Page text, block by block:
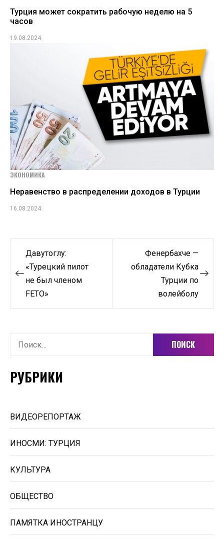
Турция может сократить рабочую неделю на 5
часов
19.08.2024
ЭКОНОМИКА
Неравенство в распределении доходов в Турции
16.08.2024
Навигация
по
записям
Давутоглу:
«Турецкий пилот
не был членом
FETO»
Фенербахче —
обладатели Кубка
Турции по
волейболу
Найти:
РУБРИКИ
ВИДЕОРЕПОРТАЖ
ИНОСМИ: ТУРЦИЯ
КУЛЬТУРА
ОБЩЕСТВО
ПАМЯТКА ИНОСТРАНЦУ